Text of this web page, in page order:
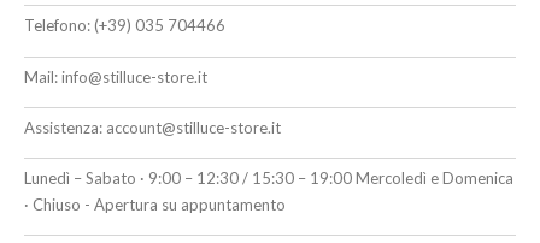
Telefono: (+39) 035 704466
Mail:info@stilluce-store.it
Assistenza: account@stilluce-store.it
Lunedì – Sabato · 9:00 – 12:30 / 15:30 – 19:00 Mercoledì e Domenica
· Chiuso - Apertura su appuntamento